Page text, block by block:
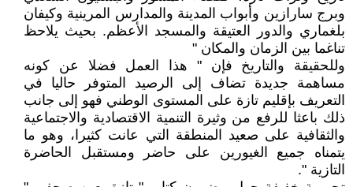
وبرج سارازين وأبواب المدينة والمدارس المرينية وكيفان
بلغماري والدور العتيقة والمسجد الأعظم. بحيث يلاحظ
تناغما بين الزمان والمكان "
وللحقيقة والتاريخ فإن " هذا العمل فضلا عن كونه
مساهمة جديدة تضاف إلى الرصيد المتوفر حاليا في
التعريف بإقليم تازة على المستوى الوطني فهو إلى جانب
ذلك باعثا للرفع من وثيرة التنمية الاقتصادية والاجتماعية
والثقافية على صعيد المنطقة التي عانت كثيرا، وهو ما
يتمناه جميع الغيورين على حاضر ومستقبل الحاضرة
التازية ".